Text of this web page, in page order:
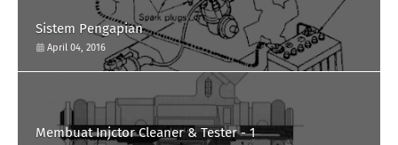
Sistem Pengapian
April 04, 2016
Membuat Injctor Cleaner & Tester - 1